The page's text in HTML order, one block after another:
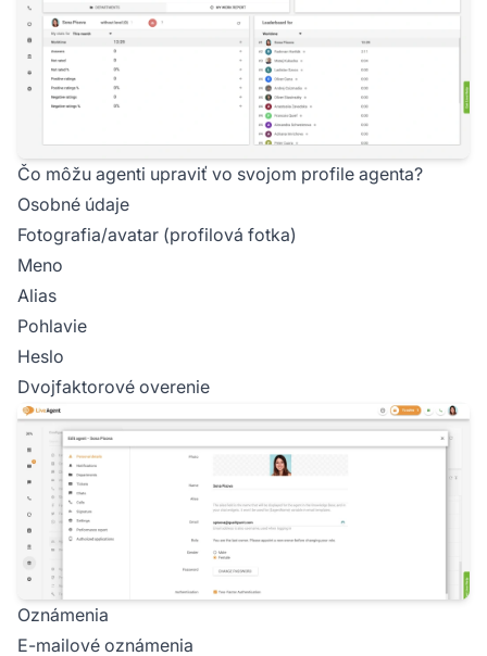
Čo môžu agenti upraviť vo svojom profile agenta?
Osobné údaje
Fotografia/avatar (profilová fotka)
Meno
Alias
Pohlavie
Heslo
Dvojfaktorové overenie
Oznámenia
E-mailové oznámenia